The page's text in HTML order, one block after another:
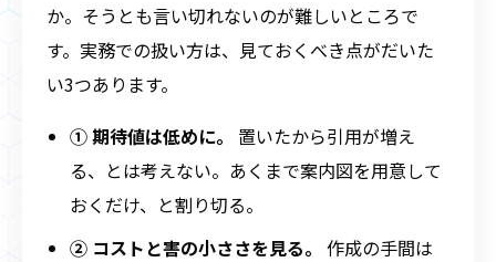
か。そうとも言い切れないのが難しいところで
す。実務での扱い方は、見ておくべき点がだいた
い3つあります。
① 期待値は低めに。
置いたから引用が増え
る、とは考えない。あくまで案内図を用意して
おくだけ、と割り切る。
② コストと害の小ささを見る。 作成の手間は